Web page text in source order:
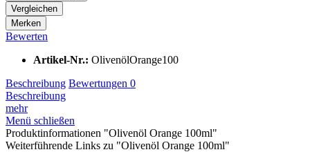
Vergleichen
Merken
Bewerten
Artikel-Nr.: OlivenölOrange100
Beschreibung Bewertungen 0
Beschreibung
mehr
Menü schließen
Produktinformationen "Olivenöl Orange 100ml"
Weiterführende Links zu "Olivenöl Orange 100ml"